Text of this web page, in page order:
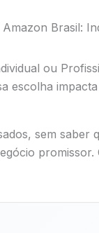
Brasil:
ou
escolha
sem saber